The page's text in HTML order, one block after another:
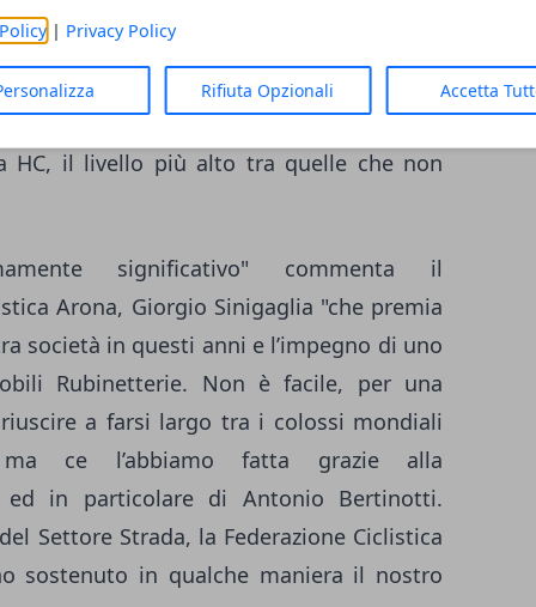
| Privacy Policy
Rifiuta Opzionali Accetta
HC, il livello più alto tra quelle che non
significativo" commenta il
Arona, Giorgio Sinigaglia "che premia
società in questi anni e l’impegno di uno
Rubinetterie. Non è facile, per una
a farsi largo tra i colossi mondiali
ma ce l’abbiamo fatta grazie alla
in particolare di Antonio Bertinotti.
Settore Strada, la Federazione Ciclistica
sostenuto in qualche maniera il nostro